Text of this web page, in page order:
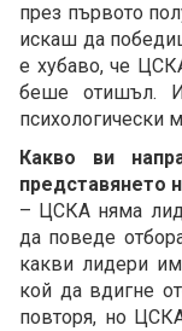
през първото
искаш да
е хубаво, че
беше отишъл.
психологически
Какво ви
представянето
– ЦСКА няма
да поведе
какви лидери
кой да вдигне
повторя, но